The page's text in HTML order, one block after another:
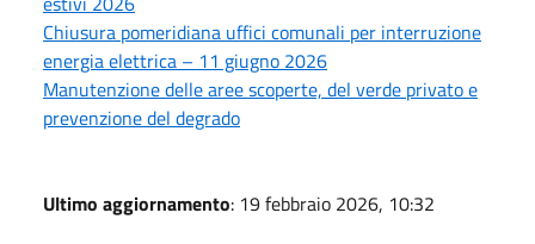
Chiusura pomeridiana uffici comunali per interruzione
energia elettrica – 11 giugno 2026
Manutenzione delle aree scoperte, del verde privato e
prevenzione del degrado
Ultimo aggiornamento: 19 febbraio 2026, 10:32